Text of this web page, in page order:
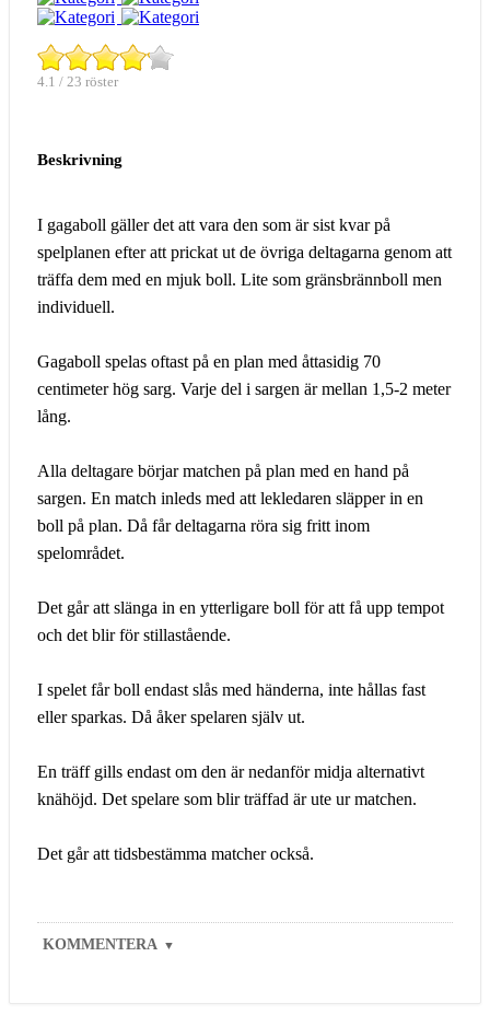
4.1 / 23 röster
Beskrivning
I gagaboll gäller det att vara den som är sist kvar på
spelplanen efter att prickat ut de övriga deltagarna genom att
träffa dem med en mjuk boll. Lite som gränsbrännboll men
individuell.
Gagaboll spelas oftast på en plan med åttasidig 70
centimeter hög sarg. Varje del i sargen är mellan 1,5-2 meter
lång.
Alla deltagare börjar matchen på plan med en hand på
sargen. En match inleds med att lekledaren släpper in en
boll på plan. Då får deltagarna röra sig fritt inom
spelområdet.
Det går att slänga in en ytterligare boll för att få upp tempot
och det blir för stillastående.
I spelet får boll endast slås med händerna, inte hållas fast
eller sparkas. Då åker spelaren själv ut.
En träff gills endast om den är nedanför midja alternativt
knähöjd. Det spelare som blir träffad är ute ur matchen.
Det går att tidsbestämma matcher också.
KOMMENTERA ▼